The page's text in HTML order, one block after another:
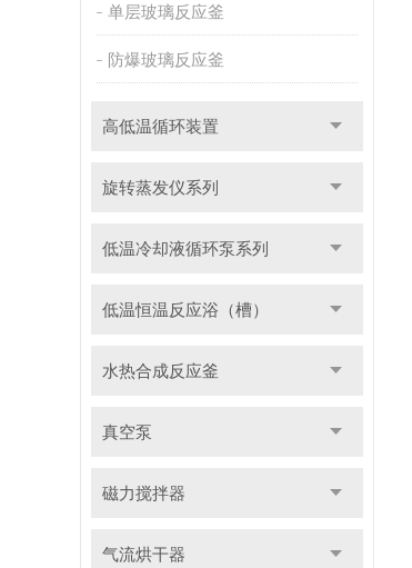
单层玻璃反应釜
防爆玻璃反应釜
高低温循环装置
旋转蒸发仪系列
低温冷却液循环泵系列
低温恒温反应浴（槽）
水热合成反应釜
真空泵
磁力搅拌器
气流烘干器